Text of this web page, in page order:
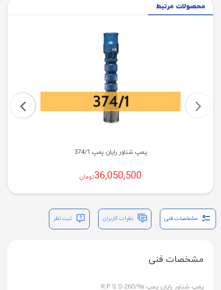
محصولات مرتبط
پمپ شناور رایان پمپ 374/1
36,050,500تومان
مشخصات فنی نظرات کاربران ثبت نظر
مشخصات فنی
پمپ شناور رایان پمپ R.P S.S-260/9a